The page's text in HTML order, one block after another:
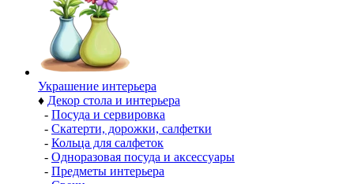
Украшение интерьера
♦ Декор стола и интерьера
- Посуда и сервировка
- Скатерти, дорожки, салфетки
- Кольца для салфеток
- Одноразовая посуда и аксессуары
- Предметы интерьера